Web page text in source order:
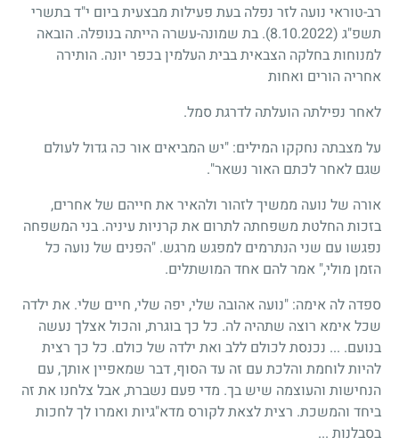
רב-טוראי נועה לזר נפלה בעת פעילות מבצעית ביום י"ד בתשרי
תשפ"ג (8.10.2022)
. בת שמונה-עשרה הייתה בנופלה. הובאה
למנוחות בחלקה הצבאית בבית העלמין בכפר יונה. הותירה
אחריה הורים ואחות
לאחר נפילתה הועלתה לדרגת סמל.
על מצבתה נחקקו המילים: "יש המביאים אור כה גדול לעולם
שגם לאחר לכתם האור נשאר".
אורה של נועה ממשיך לזהור ולהאיר את חייהם של אחרים,
בזכות החלטת משפחתה לתרום את קרניות עיניה. בני המשפחה
נפגשו עם שני הנתרמים למפגש מרגש. "הפנים של נועה כל
הזמן מולי," אמר להם אחד המושתלים.
ספדה לה אימה: "נועה אהובה שלי, יפה שלי, חיים שלי. את ילדה
שכל אימא רוצה שתהיה לה. כל כך בוגרת, והכול אצלך נעשה
בנועם. ... נכנסת לכולם ללב ואת ילדה של כולם. כל כך רצית
להיות לוחמת והלכת עם זה עד הסוף, דבר שמאפיין אותך, עם
הנחישות והעוצמה שיש בך. מדי פעם נשברת, אבל צלחנו את זה
ביחד והמשכת. רצית לצאת לקורס מדא"גיות ואמרו לך לחכות
בסבלנות ...